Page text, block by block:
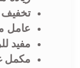
تخفيف
عامل
مفيد
مكمل